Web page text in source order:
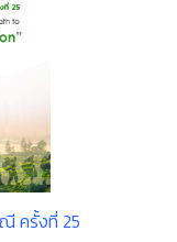
ครั้งที่ 25